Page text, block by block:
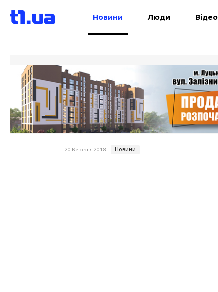
Новини Люди Відео
20 Вересня 2018 Новини